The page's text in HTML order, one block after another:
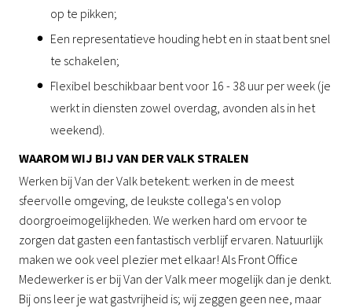
op te pikken;
Een representatieve houding hebt en in staat bent snel
te schakelen;
Flexibel beschikbaar bent voor 16 - 38 uur per week (je
werkt in diensten zowel overdag, avonden als in het
weekend).
WAAROM WIJ BIJ VAN DER VALK STRALEN
Werken bij Van der Valk betekent: werken in de meest
sfeervolle omgeving, de leukste collega's en volop
doorgroeimogelijkheden. We werken hard om ervoor te
zorgen dat gasten een fantastisch verblijf ervaren. Natuurlijk
maken we ook veel plezier met elkaar! Als Front Office
Medewerker is er bij Van der Valk meer mogelijk dan je denkt.
Bij ons leer je wat gastvrijheid is; wij zeggen geen nee, maar